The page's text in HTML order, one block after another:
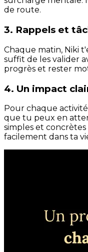
de route.
3. Rappels et
Chaque matin, Niki
suffit de les valider
progrès et rester
4. Un impact
Pour chaque
que tu peux en
simples et
facilement dans ta